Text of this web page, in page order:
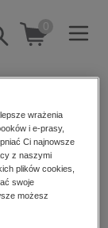
schowaj
0
wrażenia
i e-prasy,
Ci najnowsze
z naszymi
plików cookies,
swoje
możesz